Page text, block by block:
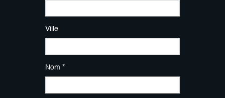
Ville
Nom *